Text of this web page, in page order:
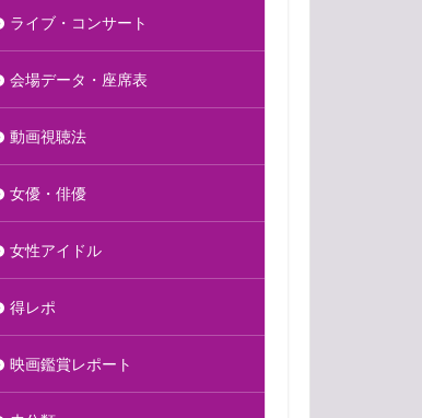
ライブ・コンサート
会場データ・座席表
動画視聴法
女優・俳優
女性アイドル
得レポ
映画鑑賞レポート